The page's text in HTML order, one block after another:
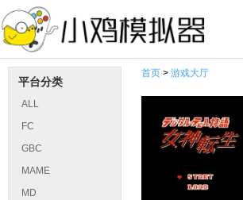
平台分类
ALL
FC
GBC
MAME
MD
首页 > 游戏大厅